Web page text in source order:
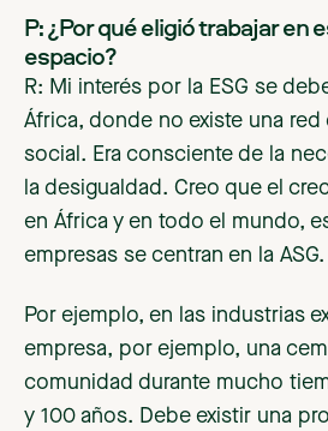
P: ¿Por qué eligió trabajar en
espacio?
R: Mi interés por la ESG se
África, donde no existe una red
social. Era consciente de la
la desigualdad. Creo que el
en África y en todo el mundo,
empresas se centran en la ASG.
Por ejemplo, en las industrias
empresa, por ejemplo, una
comunidad durante mucho
y 100 años. Debe existir una